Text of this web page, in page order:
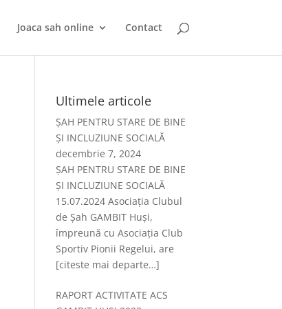
Joaca sah online Contact
Ultimele articole
ȘAH PENTRU STARE DE BINE
ȘI INCLUZIUNE SOCIALĂ
decembrie 7, 2024
ȘAH PENTRU STARE DE BINE
ȘI INCLUZIUNE SOCIALĂ
15.07.2024 Asociația Clubul
de Șah GAMBIT Huși,
împreună cu Asociația Club
Sportiv Pionii Regelui, are
[citeste mai departe…]
RAPORT ACTIVITATE ACS